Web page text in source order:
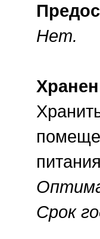
Нет.
Срок